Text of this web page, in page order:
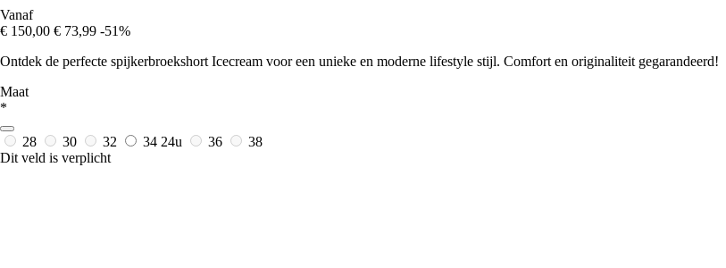
Vanaf
€ 150,00 € 73,99 -51%
Ontdek de perfecte spijkerbroekshort Icecream voor een unieke en moderne lifestyle stijl. Comfort en originaliteit gegarandeerd!
Maat
*
28 30 32 34 24u 36
38
Dit veld is verplicht